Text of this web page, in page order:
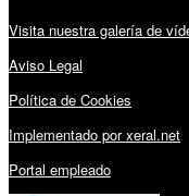
Visita nuestra galería de
Aviso Legal
Política de Cookies
Implementado por xeral.net
Portal empleado